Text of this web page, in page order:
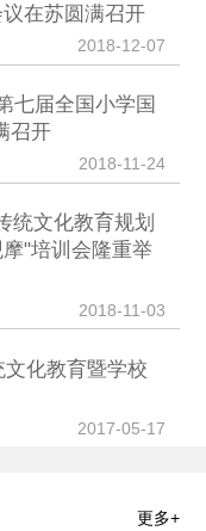
在苏圆满召开
2018-12-07
届全国小学国
召开
2018-11-24
统文化教育规划
"培训会隆重举
2018-11-03
化教育暨学校
2017-05-17
更多+